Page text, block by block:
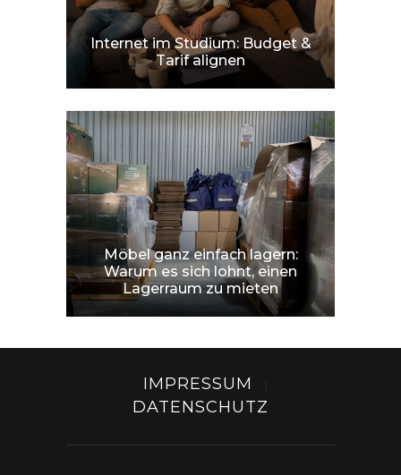
Internet im Studium: Budget &
Tarif alignen
Möbel ganz einfach lagern:
Warum es sich lohnt, einen
Lagerraum zu mieten
IMPRESSUM
DATENSCHUTZ